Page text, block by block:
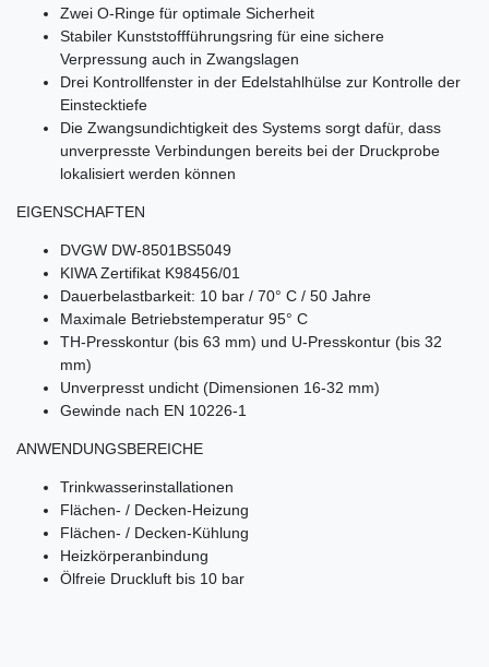
Zwei O-Ringe für optimale Sicherheit
Stabiler Kunststoffführungsring für eine sichere
Verpressung auch in Zwangslagen
Drei Kontrollfenster in der Edelstahlhülse zur Kontrolle der
Einstecktiefe
Die Zwangsundichtigkeit des Systems sorgt dafür, dass
unverpresste Verbindungen bereits bei der Druckprobe
lokalisiert werden können
EIGENSCHAFTEN
DVGW DW-8501BS5049
KIWA Zertifikat K98456/01
Dauerbelastbarkeit: 10 bar / 70° C / 50 Jahre
Maximale Betriebstemperatur 95° C
TH-Presskontur (bis 63 mm) und U-Presskontur (bis 32
mm)
Unverpresst undicht (Dimensionen 16-32 mm)
Gewinde nach EN 10226-1
ANWENDUNGSBEREICHE
Trinkwasserinstallationen
Flächen- / Decken-Heizung
Flächen- / Decken-Kühlung
Heizkörperanbindung
Ölfreie Druckluft bis 10 bar